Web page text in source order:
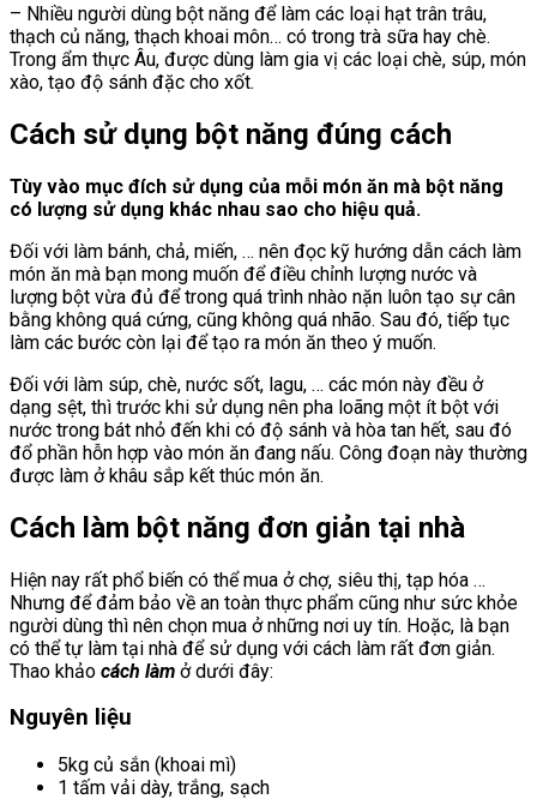
– Nhiều người dùng bột năng để làm các loại hạt trân trâu,
thạch củ năng, thạch khoai môn… có trong trà sữa hay chè.
Trong ẩm thực Âu, được dùng làm gia vị các loại chè, súp, món
xào, tạo độ sánh đặc cho xốt.
Cách sử dụng bột năng đúng cách
Tùy vào mục đích sử dụng của mỗi món ăn mà bột năng
có lượng sử dụng khác nhau sao cho hiệu quả.
Đối với làm bánh, chả, miến, … nên đọc kỹ hướng dẫn cách làm
món ăn mà bạn mong muốn để điều chỉnh lượng nước và
lượng bột vừa đủ để trong quá trình nhào nặn luôn tạo sự cân
bằng không quá cứng, cũng không quá nhão. Sau đó, tiếp tục
làm các bước còn lại để tạo ra món ăn theo ý muốn.
Đối với làm súp, chè, nước sốt, lagu, … các món này đều ở
dạng sệt, thì trước khi sử dụng nên pha loãng một ít bột với
nước trong bát nhỏ đến khi có độ sánh và hòa tan hết, sau đó
đổ phần hỗn hợp vào món ăn đang nấu. Công đoạn này thường
được làm ở khâu sắp kết thúc món ăn.
Cách làm bột năng đơn giản tại nhà
Hiện nay rất phổ biến có thể mua ở chợ, siêu thị, tạp hóa …
Nhưng để đảm bảo về an toàn thực phẩm cũng như sức khỏe
người dùng thì nên chọn mua ở những nơi uy tín. Hoặc, là bạn
có thể tự làm tại nhà để sử dụng với cách làm rất đơn giản.
Thao khảo cách làm ở dưới đây:
Nguyên liệu
5kg củ sắn (khoai mì)
1 tấm vải dày, trắng, sạch